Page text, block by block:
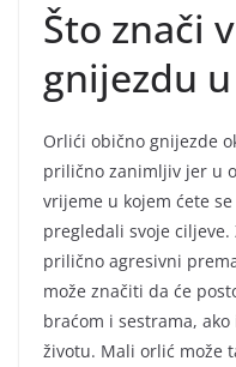
Što znači
gnijezdu
Orlići obično gnijezde
prilično zanimljiv jer u
vrijeme u kojem ćete
pregledali svoje
prilično agresivni
može značiti da će
braćom i sestrama,
životu. Mali orlić može